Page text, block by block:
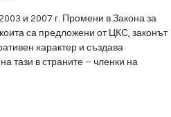
и 2007 г. Промени в Закона за
са предложени от ЦКС, законът
характер и създава
тази в страните – членки на